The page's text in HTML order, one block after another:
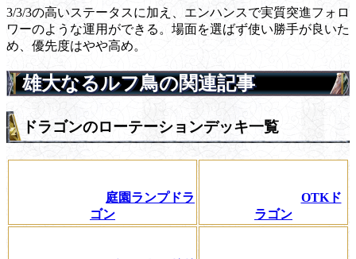
3/3/3の高いステータスに加え、エンハンスで実質突進フォロ
ワーのような運用ができる。場面を選ばず使い勝手が良いた
め、優先度はやや高め。
雄大なるルフ鳥の関連記事
ドラゴンのローテーションデッキ一覧
庭園ランプドラ
ゴン
OTKド
ラゴン